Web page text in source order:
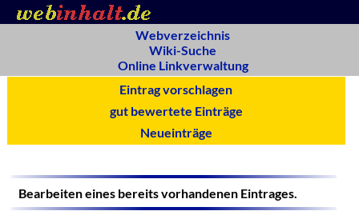
Webverzeichnis
Wiki-Suche
Online Linkverwaltung
Eintrag vorschlagen
gut bewertete Einträge
Neueinträge
Bearbeiten eines bereits vorhandenen Eintrages.